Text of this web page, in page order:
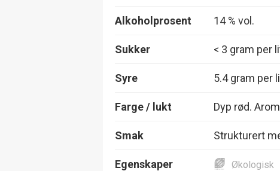
Alkoholprosent 14 % vol.
Sukker < 3 gram per
Syre 5.4 gram per
Farge / lukt Dyp rød.
Smak Strukturert
Egenskaper Økologisk